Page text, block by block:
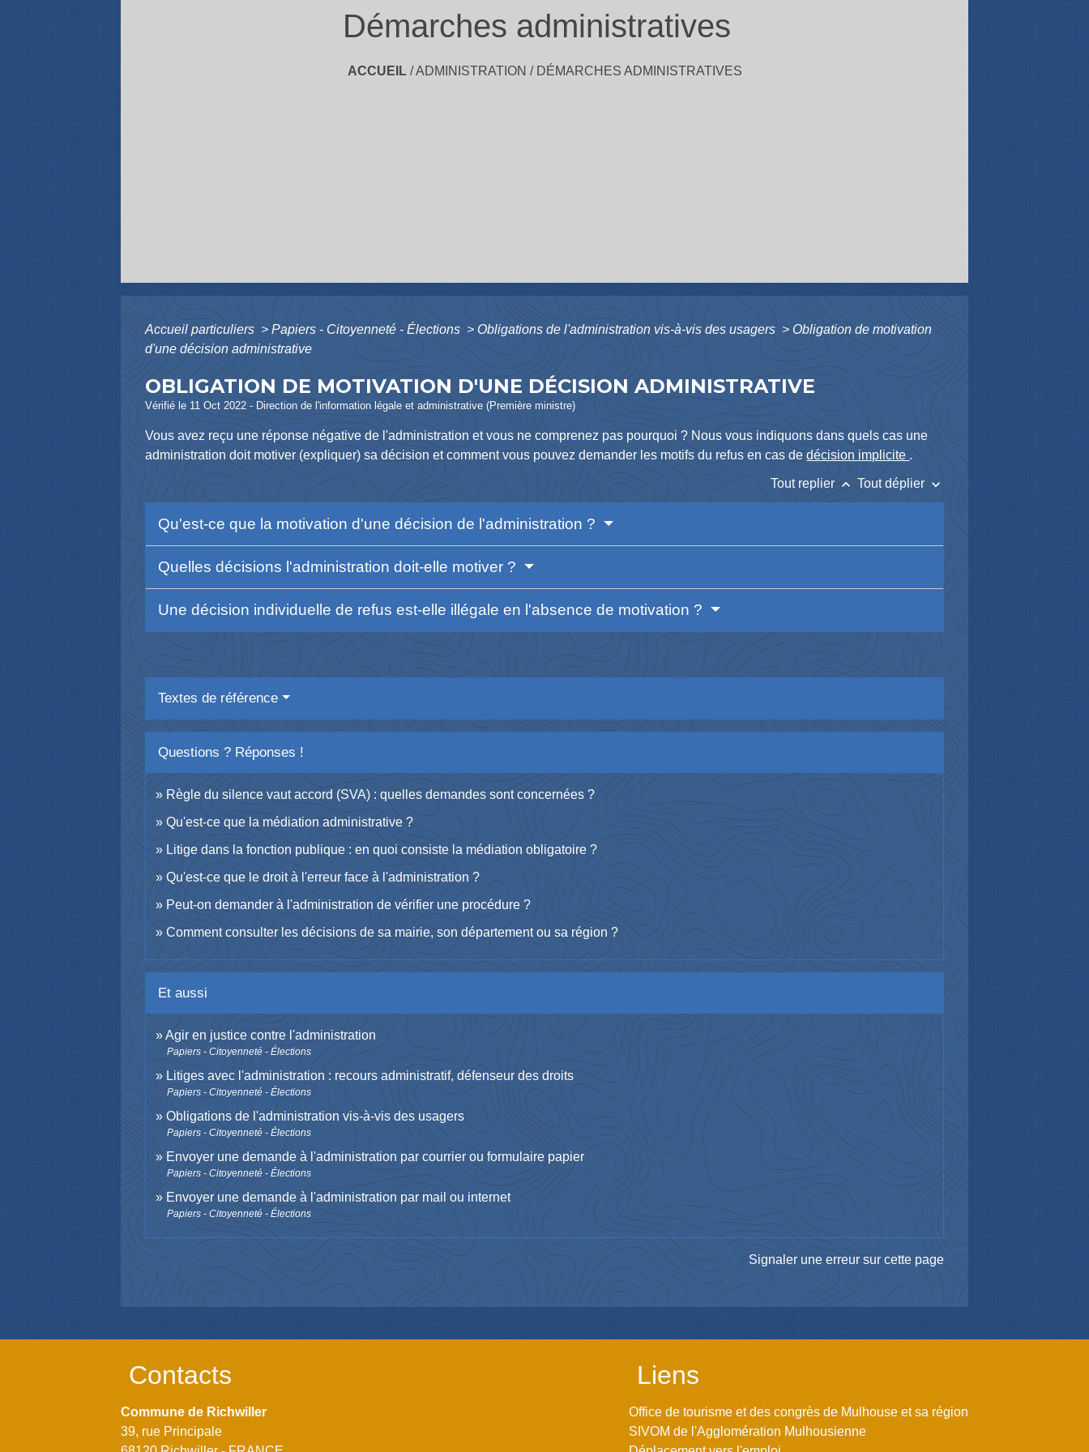
Démarches administratives
ACCUEIL/ADMINISTRATION / DÉMARCHES ADMINISTRATIVES
Accueil particuliers > Papiers - Citoyenneté - Élections > Obligations de l'administration vis-à-vis des usagers > Obligation de motivation
d'une décision administrative
OBLIGATION DE MOTIVATION D'UNE DÉCISION ADMINISTRATIVE
Vérifié le 11 Oct 2022 - Direction de l'information légale et administrative (Première ministre)
Vous avez reçu une réponse négative de l'administration et vous ne comprenez pas pourquoi ? Nous vous indiquons dans quels cas une
administration doit motiver (expliquer) sa décision et comment vous pouvez demander les motifs du refus en cas dedécision implicite.
Tout replierkeyboard_arrow_up Tout déplier keyboard_arrow_down
Qu'est-ce que la motivation d'une décision de l'administration ?
Quelles décisions l'administration doit-elle motiver ?
Une décision individuelle de refus est-elle illégale en l'absence de motivation ?
Textes de référence
Questions ? Réponses !
Règle du silence vaut accord (SVA) : quelles demandes sont concernées ?
Qu'est-ce que la médiation administrative ?
Litige dans la fonction publique : en quoi consiste la médiation obligatoire ?
Qu'est-ce que le droit à l'erreur face à l'administration ?
Peut-on demander à l'administration de vérifier une procédure ?
Comment consulter les décisions de sa mairie, son département ou sa région ?
Et aussi
Agir en justice contre l'administration
Papiers - Citoyenneté - Élections
Litiges avec l'administration : recours administratif, défenseur des droits
Papiers - Citoyenneté - Élections
Obligations de l'administration vis-à-vis des usagers
Papiers - Citoyenneté - Élections
Envoyer une demande à l'administration par courrier ou formulaire papier
Papiers - Citoyenneté - Élections
Envoyer une demande à l'administration par mail ou internet
Papiers - Citoyenneté - Élections
Signaler une erreur sur cette page
Contacts
Commune de Richwiller
39, rue Principale
Liens
Office de tourisme et des congrès de Mulhouse et sa région
SIVOM de l'Agglomération Mulhousienne